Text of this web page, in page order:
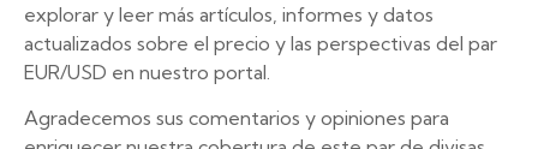
explorar y leer más artículos, informes y datos
actualizados sobre el precio y las perspectivas del par
EUR/USD en nuestro portal.
Agradecemos sus comentarios y opiniones para